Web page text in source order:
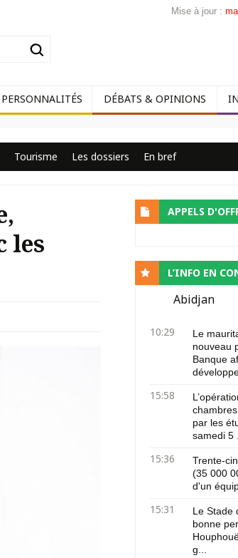
Mise à jour :
PERSONNALITÉS DÉBATS & OPINIONS
Tourisme Les dossiers En bref
les
APPELS
L’INFO EN
Abidjan
10:29
Le
nouveau
Banque
15:58
par les
samedi 5
15:36
Trente-
(35 000
d'un
15:31
Le Stade
bonne
g...